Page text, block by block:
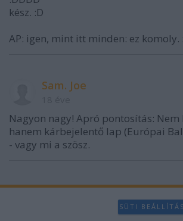
kész. :D
AP: igen, mint itt minden: ez komoly.
Sam. Joe
Nagyon nagy! Apró pontosítás:
hanem kárbejelentő lap (Európai
- vagy mi a szösz.
SÜTI